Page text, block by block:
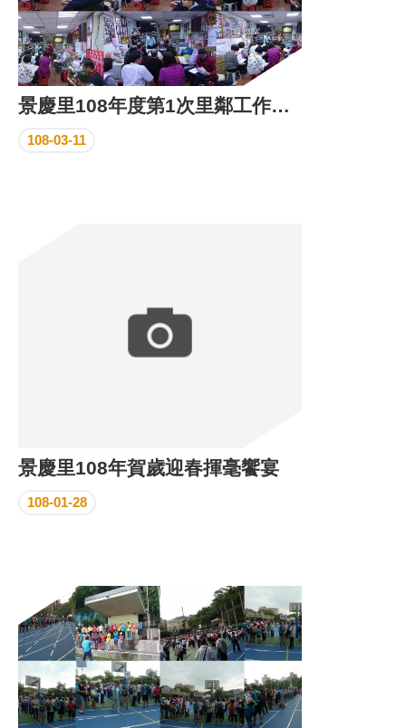
市
鄰
長
名
冊
景慶里108年度第1次里鄰工作會報
108-03-11
景慶里108年賀歲迎春揮毫饗宴
108-01-28